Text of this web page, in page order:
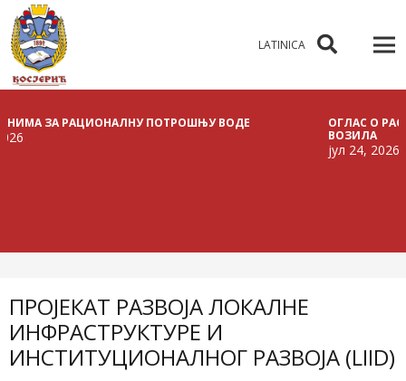
LATINICA
ЗА РАЦИОНАЛНУ ПОТРОШЊУ ВОДЕ
ОГЛАС О
ВОЗИЛА
јул 24, 2026
ПРОЈЕКAТ РАЗВОЈА ЛОКАЛНЕ
ИНФРАСТРУКТУРЕ И
ИНСТИТУЦИОНАЛНОГ РАЗВОЈА (LIID)